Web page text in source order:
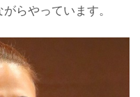
らやっています。